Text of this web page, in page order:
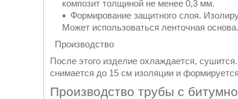
композит толщиной не менее 0,3 мм.
Формирование защитного слоя.
Может использоваться ленточная основа.
Производство
После этого изделие охлаждается,
снимается до 15 см изоляции и
Производство трубы с